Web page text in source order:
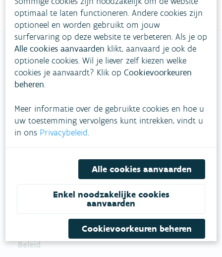
VLAAMSE
MILIEUMAATSCHAPPIJ
Onze leefomgeving klimaatbestendig maken?
Daarvoor zetten we samen met partners in op
een duurzaam lucht-, water- en klimaatbeleid.
VOLG VMM OP SOCIALE MEDIA
Feiten & cijfers
Beleid
optimaal te laten functioneren. Andere cookies zijn
optioneel en worden gebruikt om jouw
surfervaring op deze website te verbeteren. Als je op
Alle cookies aanvaarden klikt, aanvaard je ook de
optionele cookies. Wil je liever zelf kiezen welke
cookies je aanvaardt? Klik opCookievoorkeuren
beheren.
Meer informatie over de gebruikte cookies en hoe u
uw toestemming vervolgens kunt intrekken, vindt u
in ons Privacybeleid.
Alle cookies aanvaarden
Enkel noodzakelijke cookies
aanvaarden
Cookievoorkeuren beheren